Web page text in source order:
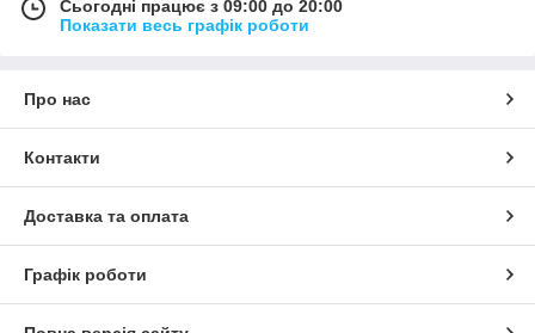
Сьогодні працює з 09:00 до 20:00
Показати весь графік роботи
Про нас
Контакти
Доставка та оплата
Графік роботи